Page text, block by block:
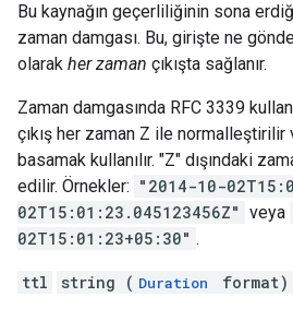
Bu kaynağın geçerliliğinin sona
zaman damgası. Bu, girişte ne
olarak her zaman çıkışta sağlanır.
Zaman damgasında RFC 3339
çıkış her zaman Z ile
basamak kullanılır. "Z" dışındaki
edilir. Örnekler: "2014-10-
02T15:01:23.045123456Z" veya
02T15:01:23+05:30" .
ttl string ( Duration format)